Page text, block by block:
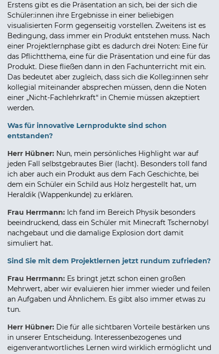
Erstens gibt es die Präsentation an sich, bei der sich die
Schüler:innen ihre Ergebnisse in einer beliebigen
visualisierten Form gegenseitig vorstellen. Zweitens ist es
Bedingung, dass immer ein Produkt entstehen muss. Nach
einer Projektlernphase gibt es dadurch drei Noten: Eine für
das Pflichtthema, eine für die Präsentation und eine für das
Produkt. Diese fließen dann in den Fachunterricht mit ein.
Das bedeutet aber zugleich, dass sich die Kolleg:innen sehr
kollegial miteinander absprechen müssen, denn die Noten
einer „Nicht-Fachlehrkraft“ in Chemie müssen akzeptiert
werden.
Was für innovative Lernprodukte sind schon
entstanden?
Herr Hübner: Nun, mein persönliches Highlight war auf
jeden Fall selbstgebrautes Bier (lacht). Besonders toll fand
ich aber auch ein Produkt aus dem Fach Geschichte, bei
dem ein Schüler ein Schild aus Holz hergestellt hat, um
Heraldik (Wappenkunde) zu erklären.
Frau Herrmann: Ich fand im Bereich Physik besonders
beeindruckend, dass ein Schüler mit Minecraft Tschernobyl
nachgebaut und die damalige Explosion dort damit
simuliert hat.
Sind Sie mit dem Projektlernen jetzt rundum zufrieden?
Frau Herrmann: Es bringt jetzt schon einen großen
Mehrwert, aber wir evaluieren hier immer wieder und feilen
an Aufgaben und Ähnlichem. Es gibt also immer etwas zu
tun.
Herr Hübner: Die für alle sichtbaren Vorteile bestärken uns
in unserer Entscheidung. Interessenbezogenes und
eigenverantwortliches Lernen wird wirklich ermöglicht und